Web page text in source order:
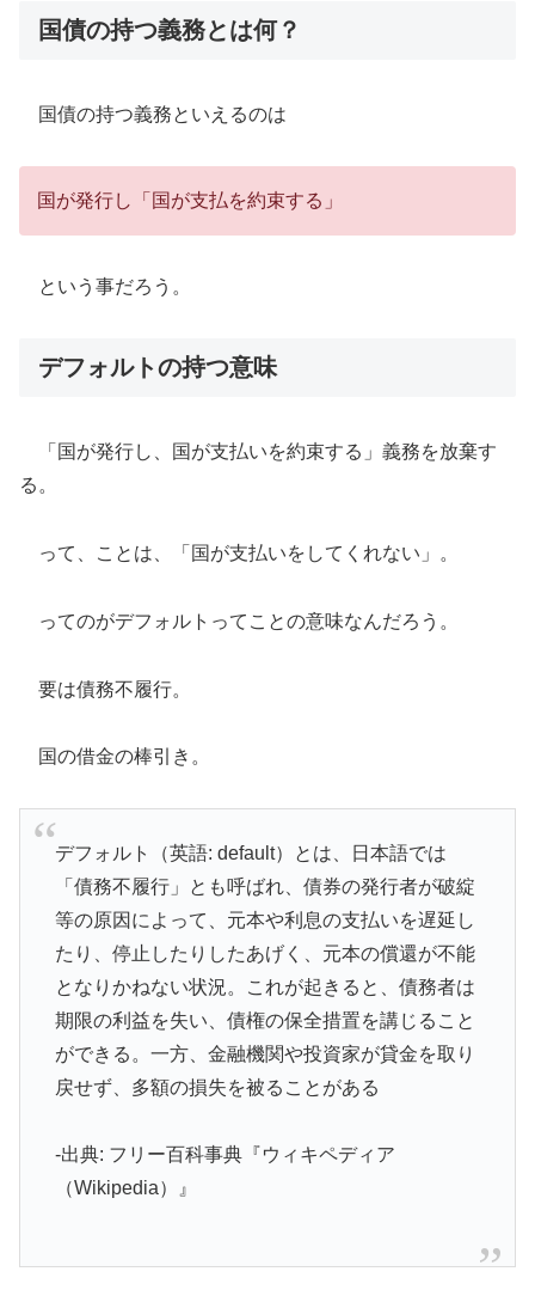
国債の持つ義務とは何？
国債の持つ義務といえるのは
国が発行し「国が支払を約束する」
という事だろう。
デフォルトの持つ意味
「国が発行し、国が支払いを約束する」義務を放棄す
る。
って、ことは、「国が支払いをしてくれない」。
ってのがデフォルトってことの意味なんだろう。
要は債務不履行。
国の借金の棒引き。
デフォルト（英語: default）とは、日本語では
「債務不履行」とも呼ばれ、債券の発行者が破綻
等の原因によって、元本や利息の支払いを遅延し
たり、停止したりしたあげく、元本の償還が不能
となりかねない状況。これが起きると、債務者は
期限の利益を失い、債権の保全措置を講じること
ができる。一方、金融機関や投資家が貸金を取り
戻せず、多額の損失を被ることがある
-出典: フリー百科事典『ウィキペディア
（Wikipedia）』